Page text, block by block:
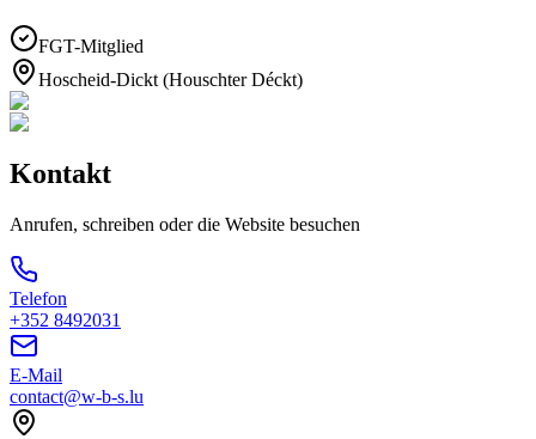
FGT-Mitglied
Hoscheid-Dickt (Houschter Déckt)
Kontakt
Anrufen, schreiben oder die Website besuchen
Telefon
+352 8492031
E-Mail
contact@w-b-s.lu